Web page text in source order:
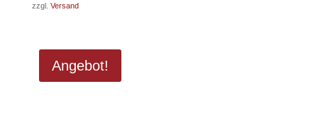
war:
zzgl. Versand
Angebot!